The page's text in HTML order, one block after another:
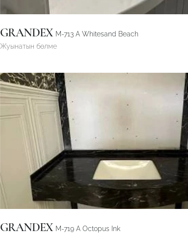
GRANDEX M-713 A Whitesand Beach
Жуынатын бөлме
GRANDEX M-719 А Octopus Ink